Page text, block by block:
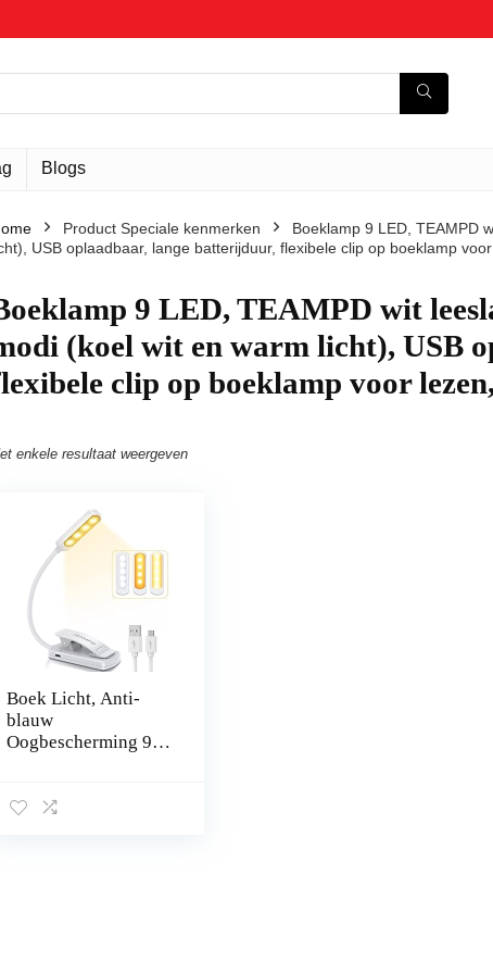
Blogs
Product Speciale kenmerken
‎Boeklamp 9 LED, TEAMPD
USB oplaadbaar, lange batterijduur, flexibele clip op boeklamp
9 LED, TEAMPD wit
(koel wit en warm licht), USB
clip op boeklamp voor
enkele resultaat weergeven
Boek Licht, Anti-
blauw
Oogbescherming 9
USB oplaadbaar